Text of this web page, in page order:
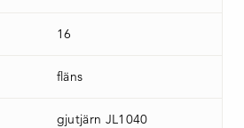
16
fläns
gjutjärn JL1040